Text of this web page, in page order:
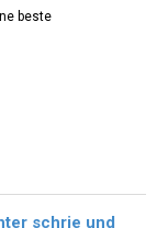
beste
schrie und